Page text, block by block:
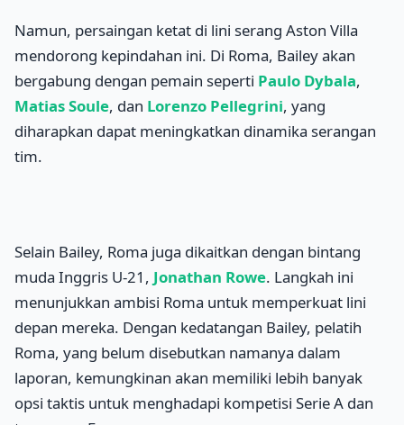
Namun, persaingan ketat di lini serang Aston Villa
mendorong kepindahan ini. Di Roma, Bailey akan
bergabung dengan pemain seperti Paulo Dybala,
Matias Soule, dan Lorenzo Pellegrini, yang
diharapkan dapat meningkatkan dinamika serangan
tim.
Selain Bailey, Roma juga dikaitkan dengan bintang
muda Inggris U-21, Jonathan Rowe. Langkah ini
menunjukkan ambisi Roma untuk memperkuat lini
depan mereka. Dengan kedatangan Bailey, pelatih
Roma, yang belum disebutkan namanya dalam
laporan, kemungkinan akan memiliki lebih banyak
opsi taktis untuk menghadapi kompetisi Serie A dan